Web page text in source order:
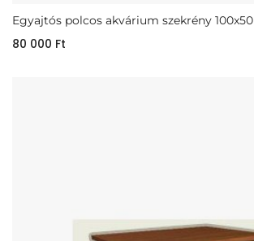
Egyajtós polcos akvárium szekrény 100x50
80 000 Ft